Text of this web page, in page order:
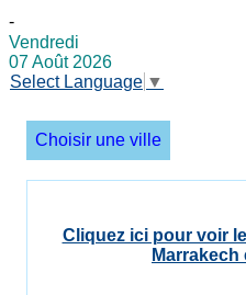
-
Vendredi
07 Août 2026
Select Language ▼
Choisir une ville
Cliquez ici pour voir
Marrakech